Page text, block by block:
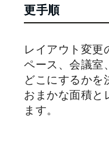
更手順
レイアウト変更
ペース、会議室
どこにするかを
おまかな面積と
ます。